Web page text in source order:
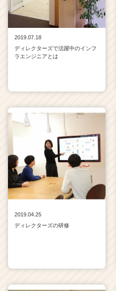
2019.07.18
ディレクターズで活躍中のインフ
ラエンジニアとは
2019.04.25
ディレクターズの研修